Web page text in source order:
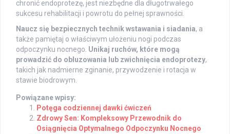
chronić endoprotezę, jest niezbędne dla długotrwałego
sukcesu rehabilitacji i powrotu do pełnej sprawności.
Naucz się bezpiecznych technik wstawania i siadania, a
także pamiętaj o właściwym ułożeniu nogi podczas
odpoczynku nocnego. Unikaj ruchów, które mogą
prowadzić do obluzowania lub zwichnięcia endoprotezy,
takich jak nadmierne zginanie, przywodzenie i rotacja w
stawie biodrowym.
Powiązane wpisy:
Potęga codziennej dawki ćwiczeń
Zdrowy Sen: Kompleksowy Przewodnik do
Osiągnięcia Optymalnego Odpoczynku Nocnego